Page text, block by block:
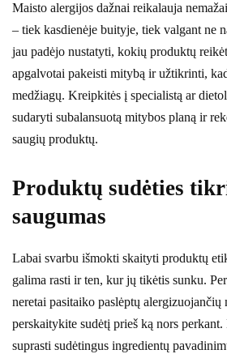
Maisto alergijos dažnai reikalauja
– tiek kasdienėje buityje, tiek valgant ne
jau padėjo nustatyti, kokių produktų
apgalvotai pakeisti mitybą ir užtikrinti,
medžiagų. Kreipkitės į specialistą ar
sudaryti subalansuotą mitybos planą ir
saugių produktų.
Produktų sudėties
saugumas
Labai svarbu išmokti skaityti produktų
galima rasti ir ten, kur jų tikėtis sunku.
neretai pasitaiko paslėptų alergizuojančių
perskaitykite sudėtį prieš ką nors
suprasti sudėtingus ingredientų